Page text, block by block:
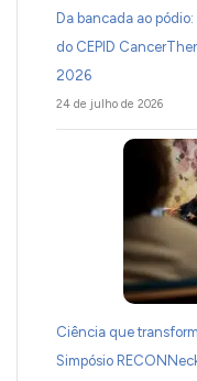
Da bancada ao
do CEPID
2026
24 de julho de 2026
Ciência que
Simpósio